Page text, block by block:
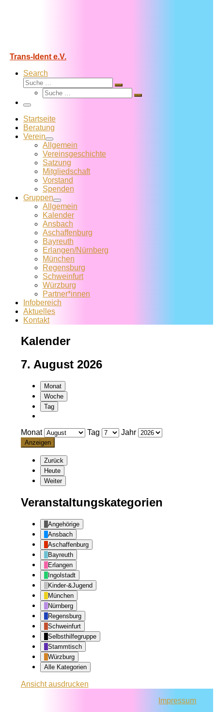
Trans-Ident e.V.
Search
Suche
Suche
Suche
Suche
Menü
Startseite
Beratung
Verein
Allgemein
Vereins­geschichte
Satzung
Mitglied­schaft
Vorstand
Spenden
Gruppen
Allgemein
Kalender
Ansbach
Aschaffenburg
Bayreuth
Erlangen/Nürnberg
München
Regensburg
Schweinfurt
Würzburg
Partner*innen
Infobereich
Aktuelles
Kontakt
Kalender
7. August 2026
Monat
Woche
Tag
Monat Tag Jahr
Zurück
Heute
Weiter
Veranstaltungskategorien
Angehörige
Ansbach
Aschaffenburg
Bayreuth
Erlangen
Ingolstadt
Kinder-&Jugend
München
Nürnberg
Regensburg
Schweinfurt
Selbsthilfegruppe
Stammtisch
Würzburg
Alle Kategorien
Ansichtausdrucken
Impressum